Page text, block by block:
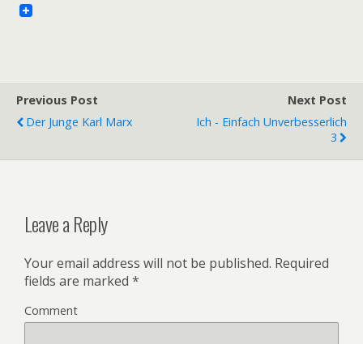
Previous Post
Der Junge Karl Marx
Next Post
Ich - Einfach Unverbesserlich
3
Leave a Reply
Your email address will not be published. Required
fields are marked *
Comment